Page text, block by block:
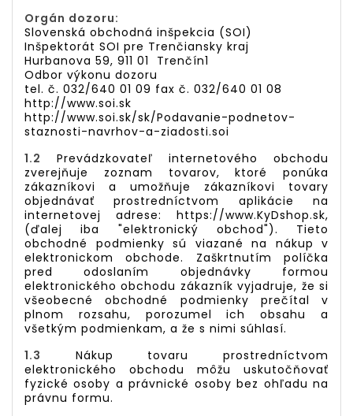
Orgán dozoru:
Slovenská obchodná inšpekcia (SOI)
Inšpektorát SOI pre Trenčiansky kraj
Hurbanova 59, 911 01 Trenčín1
Odbor výkonu dozoru
tel. č. 032/640 01 09 fax č. 032/640 01 08
http://www.soi.sk
http://www.soi.sk/sk/Podavanie-podnetov-
staznosti-navrhov-a-ziadosti.soi
1.2 Prevádzkovateľ internetového obchodu
zverejňuje zoznam tovarov, ktoré ponúka
zákazníkovi a umožňuje zákazníkovi tovary
objednávať prostredníctvom aplikácie na
internetovej adrese: https://www.KyDshop.sk,
(ďalej iba "elektronický obchod"). Tieto
obchodné podmienky sú viazané na nákup v
elektronickom obchode. Zaškrtnutím políčka
pred odoslaním objednávky formou
elektronického obchodu zákazník vyjadruje, že si
všeobecné obchodné podmienky prečítal v
plnom rozsahu, porozumel ich obsahu a
všetkým podmienkam, a že s nimi súhlasí.
1.3 Nákup tovaru prostredníctvom
elektronického obchodu môžu uskutočňovať
fyzické osoby a právnické osoby bez ohľadu na
právnu formu.